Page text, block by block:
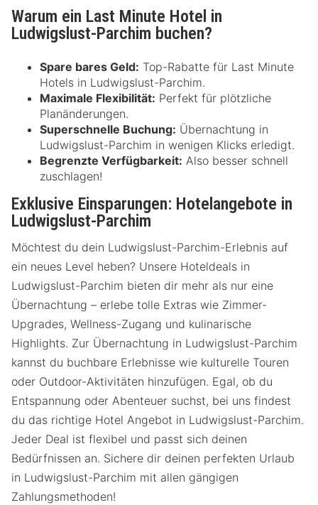
Warum ein Last Minute Hotel in
Ludwigslust-Parchim buchen?
Spare bares Geld: Top-Rabatte für Last Minute
Hotels in Ludwigslust-Parchim.
Maximale Flexibilität: Perfekt für plötzliche
Planänderungen.
Superschnelle Buchung: Übernachtung in
Ludwigslust-Parchim in wenigen Klicks erledigt.
Begrenzte Verfügbarkeit: Also besser schnell
zuschlagen!
Exklusive Einsparungen: Hotelangebote in
Ludwigslust-Parchim
Möchtest du dein Ludwigslust-Parchim-Erlebnis auf
ein neues Level heben? Unsere Hoteldeals in
Ludwigslust-Parchim bieten dir mehr als nur eine
Übernachtung – erlebe tolle Extras wie Zimmer-
Upgrades, Wellness-Zugang und kulinarische
Highlights. Zur Übernachtung in Ludwigslust-Parchim
kannst du buchbare Erlebnisse wie kulturelle Touren
oder Outdoor-Aktivitäten hinzufügen. Egal, ob du
Entspannung oder Abenteuer suchst, bei uns findest
du das richtige Hotel Angebot in Ludwigslust-Parchim.
Jeder Deal ist flexibel und passt sich deinen
Bedürfnissen an. Sichere dir deinen perfekten Urlaub
in Ludwigslust-Parchim mit allen gängigen
Zahlungsmethoden!